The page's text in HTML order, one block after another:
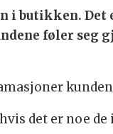
butikken. Det
føler seg
det er noe